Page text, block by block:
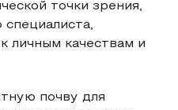
точки зрения,
личным качествам и
почву для